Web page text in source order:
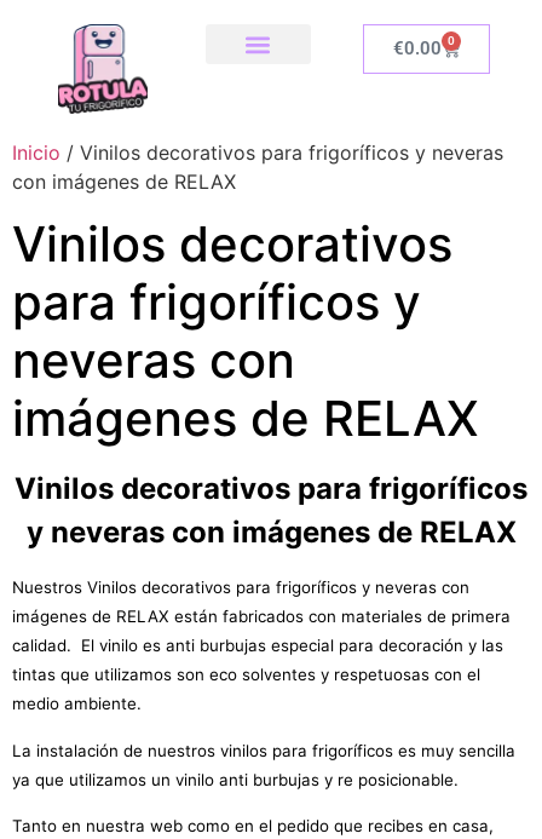
€0.00 0
Inicio / Vinilos decorativos para frigoríficos y neveras
con imágenes de RELAX
Vinilos decorativos
para frigoríficos y
neveras con
imágenes de RELAX
Vinilos decorativos para frigoríficos
y neveras con imágenes de RELAX
Nuestros Vinilos decorativos para frigoríficos y neveras con
imágenes de RELAX están fabricados con materiales de primera
calidad. El vinilo es anti burbujas especial para decoración y las
tintas que utilizamos son eco solventes y respetuosas con el
medio ambiente.
La instalación de nuestros vinilos para frigoríficos es muy sencilla
ya que utilizamos un vinilo anti burbujas y re posicionable.
Tanto en nuestra web como en el pedido que recibes en casa,